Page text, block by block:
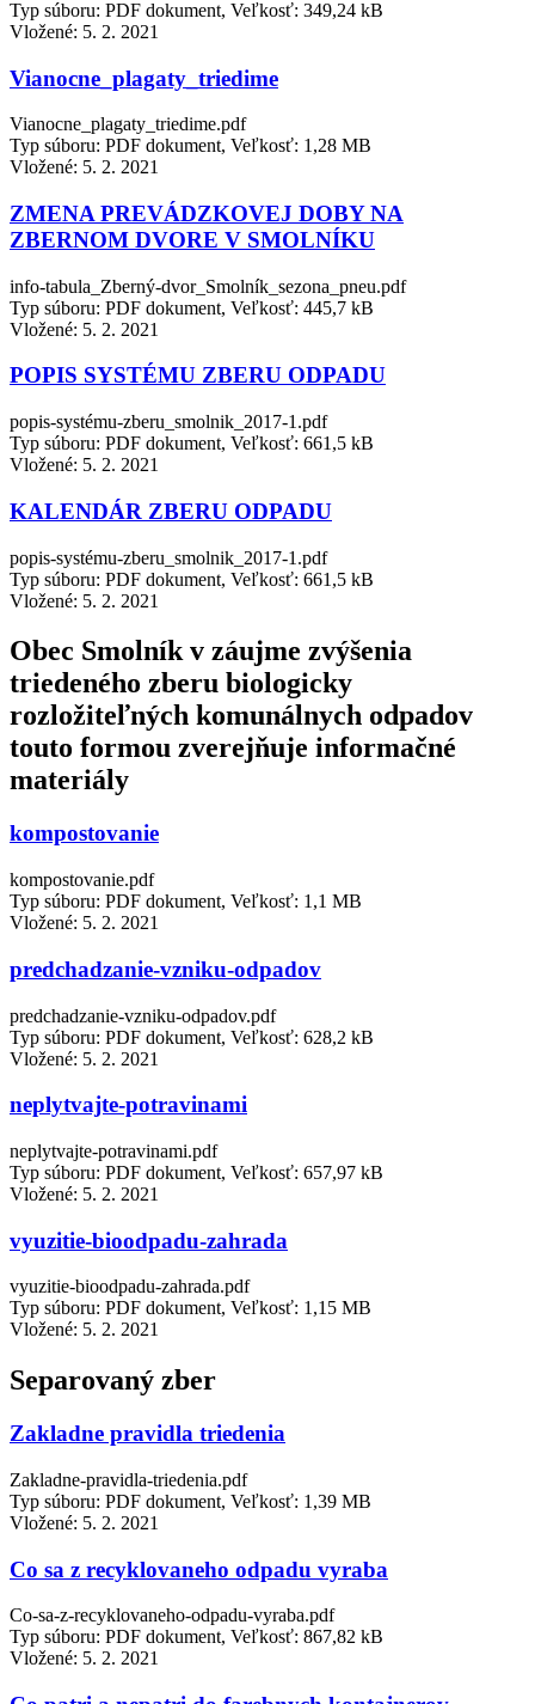
Typ súboru: PDF dokument, Veľkosť: 349,24 kB
Vložené: 5. 2. 2021
Vianocne_plagaty_triedime
Vianocne_plagaty_triedime.pdf
Typ súboru: PDF dokument, Veľkosť: 1,28 MB
Vložené: 5. 2. 2021
ZMENA PREVÁDZKOVEJ DOBY NA
ZBERNOM DVORE V SMOLNÍKU
info-tabula_Zberný-dvor_Smolník_sezona_pneu.pdf
Typ súboru: PDF dokument, Veľkosť: 445,7 kB
Vložené: 5. 2. 2021
POPIS SYSTÉMU ZBERU ODPADU
popis-systému-zberu_smolnik_2017-1.pdf
Typ súboru: PDF dokument, Veľkosť: 661,5 kB
Vložené: 5. 2. 2021
KALENDÁR ZBERU ODPADU
popis-systému-zberu_smolnik_2017-1.pdf
Typ súboru: PDF dokument, Veľkosť: 661,5 kB
Vložené: 5. 2. 2021
Obec Smolník v záujme zvýšenia
triedeného zberu biologicky
rozložiteľných komunálnych odpadov
touto formou zverejňuje informačné
materiály
kompostovanie
kompostovanie.pdf
Typ súboru: PDF dokument, Veľkosť: 1,1 MB
Vložené: 5. 2. 2021
predchadzanie-vzniku-odpadov
predchadzanie-vzniku-odpadov.pdf
Typ súboru: PDF dokument, Veľkosť: 628,2 kB
Vložené: 5. 2. 2021
neplytvajte-potravinami
neplytvajte-potravinami.pdf
Typ súboru: PDF dokument, Veľkosť: 657,97 kB
Vložené: 5. 2. 2021
vyuzitie-bioodpadu-zahrada
vyuzitie-bioodpadu-zahrada.pdf
Typ súboru: PDF dokument, Veľkosť: 1,15 MB
Vložené: 5. 2. 2021
Separovaný zber
Zakladne pravidla triedenia
Zakladne-pravidla-triedenia.pdf
Typ súboru: PDF dokument, Veľkosť: 1,39 MB
Vložené: 5. 2. 2021
Co sa z recyklovaneho odpadu vyraba
Co-sa-z-recyklovaneho-odpadu-vyraba.pdf
Typ súboru: PDF dokument, Veľkosť: 867,82 kB
Vložené: 5. 2. 2021